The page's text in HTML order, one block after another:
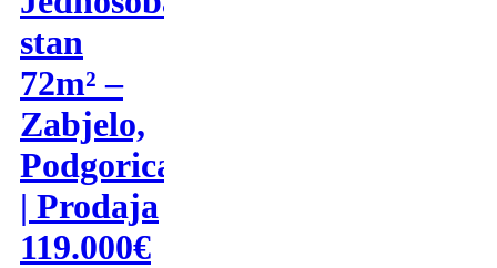
stan
72m² –
Zabjelo,
Podgorica
| Prodaja
119.000€